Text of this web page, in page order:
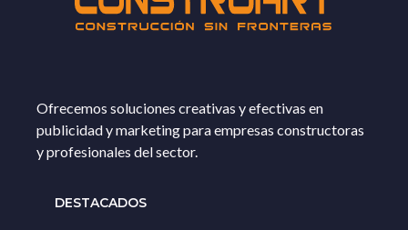
Ofrecemos soluciones creativas y efectivas en
publicidad y marketing para empresas constructoras
y profesionales del sector.
DESTACADOS